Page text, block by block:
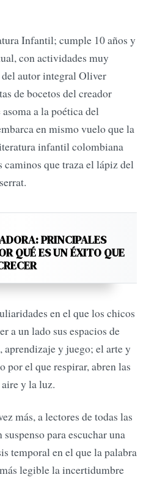
Infantil; cumple 10 años y
con actividades muy
autor integral Oliver
de bocetos del creador
a la poética del
en mismo vuelo que la
infantil colombiana
caminos que traza el lápiz del
PRINCIPALES
QUÉ ES UN ÉXITO QUE
en el que los chicos
a un lado sus espacios de
y juego; el arte y
por el que respirar, abren las
y la luz.
más, a lectores de todas las
para escuchar una
temporal en el que la palabra
legible la incertidumbre